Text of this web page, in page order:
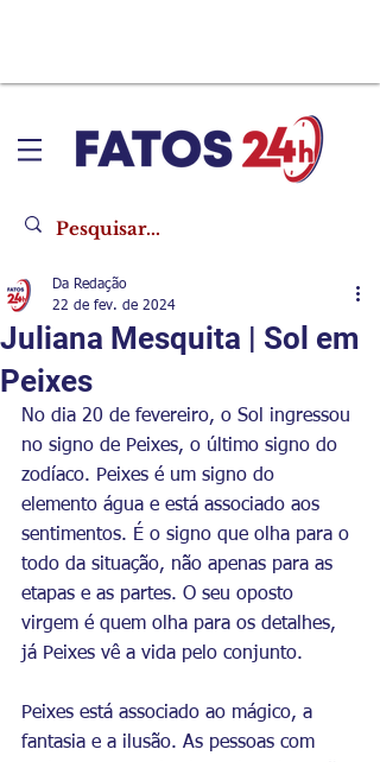
Juliana Mesquita | Sol em
Peixes
Da Redação
22 de fev. de 2024
No dia 20 de fevereiro, o Sol ingressou
no signo de Peixes, o último signo do
zodíaco. Peixes é um signo do
elemento água e está associado aos
sentimentos. É o signo que olha para o
todo da situação, não apenas para as
etapas e as partes. O seu oposto
virgem é quem olha para os detalhes,
já Peixes vê a vida pelo conjunto.
Peixes está associado ao mágico, a
fantasia e a ilusão. As pessoas com